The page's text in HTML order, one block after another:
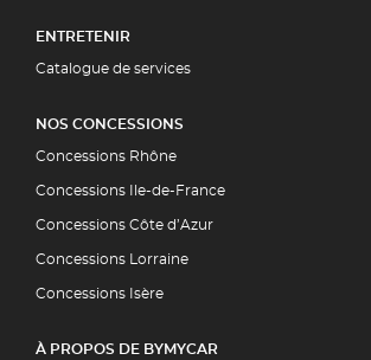
ENTRETENIR
Catalogue de services
NOS CONCESSIONS
Concessions Rhône
Concessions Ile-de-France
Concessions Côte d’Azur
Concessions Lorraine
Concessions Isère
À PROPOS DE BYMYCAR